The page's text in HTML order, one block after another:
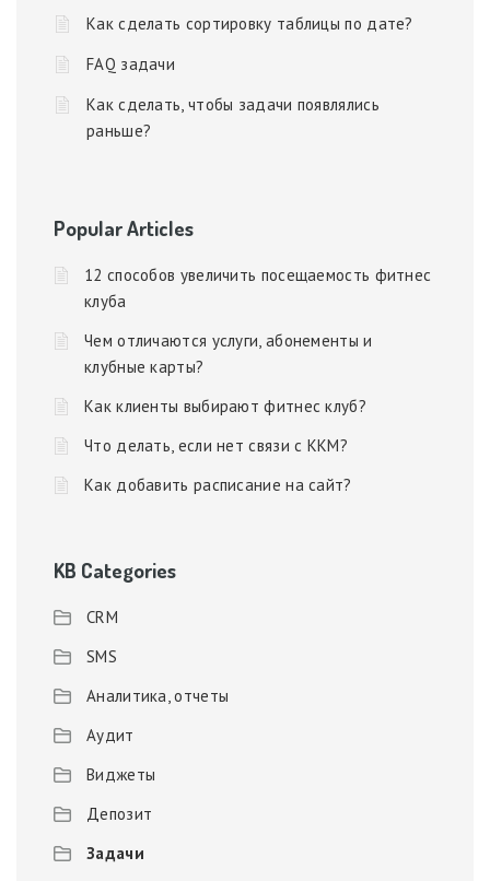
Как сделать сортировку таблицы по дате?
FAQ задачи
Как сделать, чтобы задачи появлялись
раньше?
Popular Articles
12 способов увеличить посещаемость фитнес
клуба
Чем отличаются услуги, абонементы и
клубные карты?
Как клиенты выбирают фитнес клуб?
Что делать, если нет связи с ККМ?
Как добавить расписание на сайт?
KB Categories
CRM
SMS
Аналитика, отчеты
Аудит
Виджеты
Депозит
Задачи